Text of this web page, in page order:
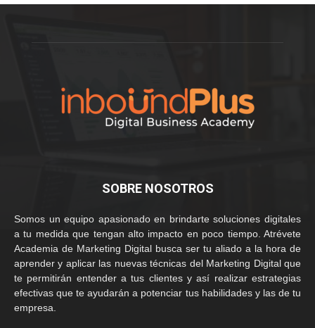
SOBRE NOSOTROS
Somos un equipo apasionado en brindarte soluciones digitales
a tu medida que tengan alto impacto en poco tiempo. Atrévete
Academia de Marketing Digital busca ser tu aliado a la hora de
aprender y aplicar las nuevas técnicas del Marketing Digital que
te permitirán entender a tus clientes y así realizar estrategias
efectivas que te ayudarán a potenciar tus habilidades y las de tu
empresa.